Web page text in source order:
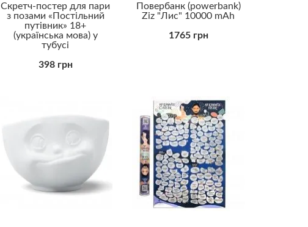
Скретч-постер для пари
з позами «Постільний
путівник» 18+
(українська мова) у
тубусі
398 грн
Повербанк (powerbank)
Ziz "Лис" 10000 mAh
1765 грн